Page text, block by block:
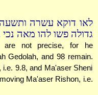
לאו דוקא עשרה ותשעה
גדולה פשו להו מאה נכי
are not precise, for he
Gedolah, and 98 remain.
9.8, and Ma'aser Sheni
Ma'aser Rishon, i.e.